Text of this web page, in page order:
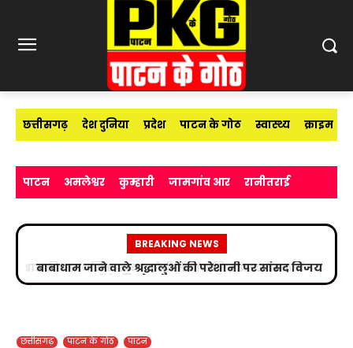
छत्तीसगढ़ देश दुनिया प्रदेश पाटन के गोठ स्वास्थ्य क्राइम
पाटन अमलेश्वर कुम्हारी जामगांव आर रानीतराई
BREAKING NEWS
बाबाधाम जाने वाले श्रद्धालुओं की परेशानी पर सांसद विजय
बघेल का बड़ा कदम
छत्तीसगढ़ पाटन के गोठ पाटन